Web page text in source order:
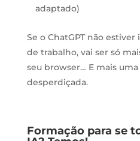
adaptado)
Se o ChatGPT não
de trabalho, vai ser só
seu browser… E mais
desperdiçada.
Formação para se